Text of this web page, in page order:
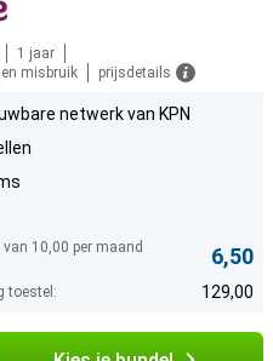
1 jaar
misbruik
prijsdetails
netwerk van KPN
10,00 per maand
6,50
toestel: 129,00